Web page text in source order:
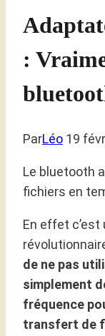
:
ParLéo 19
Le bluetooth
fichiers en
En effet
de ne pas
simplement
fréquence
transfert de